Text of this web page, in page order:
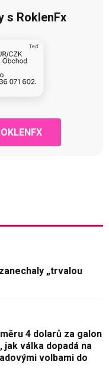
s RoklenFx
„trvalou
4 dolarů za galon
válka dopadá na
volbami do